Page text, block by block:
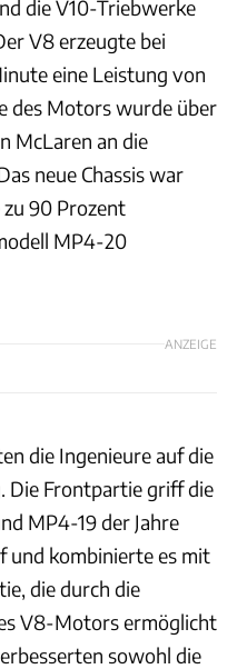
die V10-Triebwerke
V8 erzeugte bei
eine Leistung von
des Motors wurde über
McLaren an die
neue Chassis war
90 Prozent
MP4-20
ANZEIGE
die Ingenieure auf die
Die Frontpartie griff die
MP4-19 der Jahre
und kombinierte es mit
die durch die
V8-Motors ermöglicht
sowohl die